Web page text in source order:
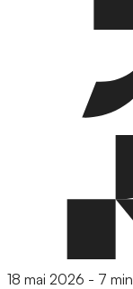
18 mai 2026 - 7 min